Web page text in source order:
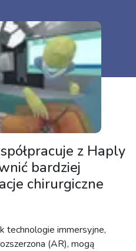
z Haply
bardziej
chirurgiczne
technologie immersyjne,
(AR), mogą